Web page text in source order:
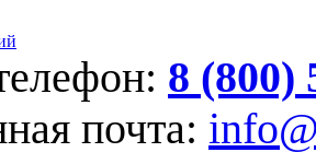
8 (800)
почта: